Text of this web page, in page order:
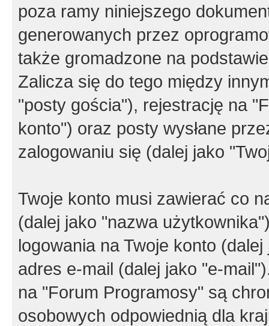
poza ramy niniejszego
generowanych przez
także gromadzone na
Zalicza się do tego między
"posty gościa"), rejestrację na
konto") oraz posty wysłane
zalogowaniu się (dalej jako
Twoje konto musi zawierać co
(dalej jako "nazwa
logowania na Twoje konto
adres e-mail (dalej jako "e-
na "Forum Programosy" są
osobowych odpowiednią dla